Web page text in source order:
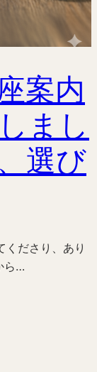
案内
まし
選び
ださり、あり
ら…